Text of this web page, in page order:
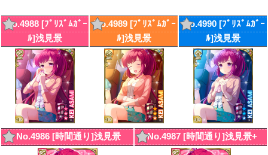
No.4988 [ﾌﾟﾘｽﾞﾑｶﾞｰ
ﾙ]浅見景
No.4989 [ﾌﾟﾘｽﾞﾑｶﾞｰ
ﾙ]浅見景
No.4990 [ﾌﾟﾘｽﾞﾑｶﾞｰ
ﾙ]浅見景
No.4986 [時間通り]浅見景 No.4987 [時間通り]浅見景+